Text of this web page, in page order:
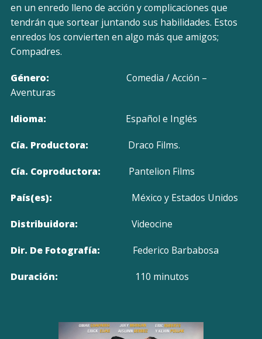
en un enredo lleno de acción y complicaciones que
tendrán que sortear juntando sus habilidades. Estos
enredos los convierten en algo más que amigos;
Compadres.
Género: Comedia / Acción –
Aventuras
Idioma: Español e Inglés
Cía. Productora: Draco Films.
Cía. Coproductora: Pantelion Films
País(es): México y Estados Unidos
Distribuidora: Videocine
Dir. De Fotografía: Federico Barbabosa
Duración: 110 minutos